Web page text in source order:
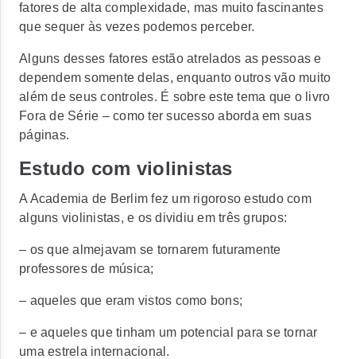
fatores de alta complexidade, mas muito fascinantes
que sequer às vezes podemos perceber.
Alguns desses fatores estão atrelados as pessoas e
dependem somente delas, enquanto outros vão muito
além de seus controles. É sobre este tema que o livro
Fora de Série – como ter sucesso aborda em suas
páginas.
Estudo com violinistas
A Academia de Berlim fez um rigoroso estudo com
alguns violinistas, e os dividiu em três grupos:
– os que almejavam se tornarem futuramente
professores de música;
– aqueles que eram vistos como bons;
– e aqueles que tinham um potencial para se tornar
uma estrela internacional.